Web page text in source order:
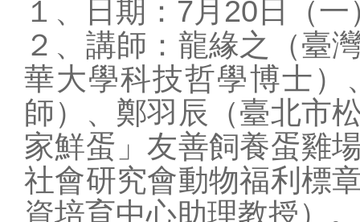
１、日期：7月20日（
２、講師：龍緣之（臺
華大學科技哲學博士）
師）、鄭羽辰（臺北市
家鮮蛋」友善飼養蛋雞
社會研究會動物福利標
資培育中心助理教授）。